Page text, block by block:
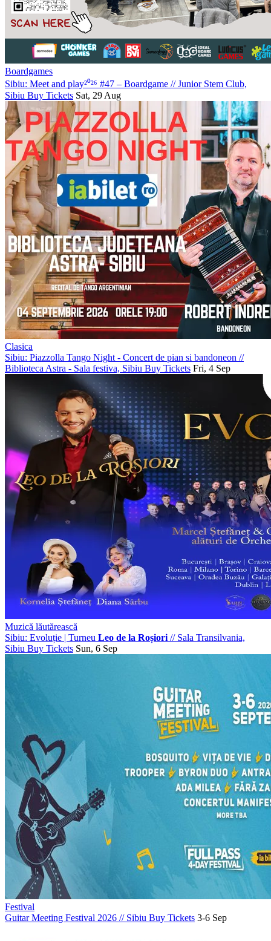
Boardgames
Sibiu: Meet and play²⁰²⁶ #47 – Boardgame //Junior Stem Club,
Sibiu Buy Tickets Sat, 29 Aug
Clasica
Sibiu: Piazzolla Tango Night - Concert de pian si bandoneon //
Biblioteca Astra - Sala festiva, Sibiu Buy Tickets Fri, 4 Sep
Muzică lăutărească
Sibiu: Evoluție | Turneu Leo de la Roșiori //Sala Transilvania,
Sibiu Buy Tickets Sun, 6 Sep
Festival
Guitar Meeting Festival 2026 //Sibiu Buy Tickets 3-6 Sep